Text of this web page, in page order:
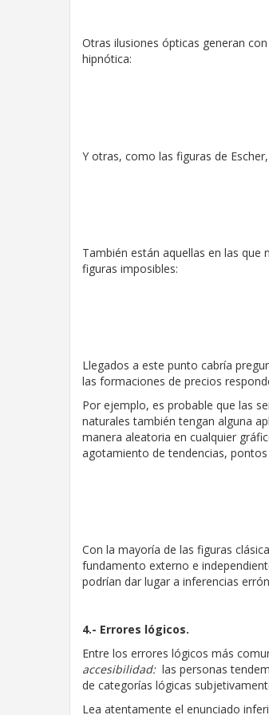
Otras ilusiones ópticas generan
hipnótica:
Y otras, como las figuras de
También están aquellas en las
figuras imposibles:
Llegados a este punto cabría
las formaciones de precios
Por ejemplo, es probable que las
naturales también tengan alguna
manera aleatoria en cualquier
agotamiento de tendencias,
Con la mayoría de las figuras
fundamento externo e
podrían dar lugar a inferencias
4.- Errores lógicos.
Entre los errores lógicos más
accesibilidad:las personas
de categorías lógicas
Lea atentamente el enunciado